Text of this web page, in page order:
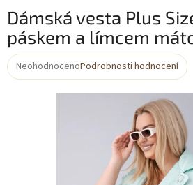
Dámská vesta Plus
páskem a límcem
Průměrné
NeohodnocenoPodrobnosti hodnocení